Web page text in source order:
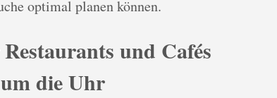
optimal planen können.
und Cafés
die Uhr